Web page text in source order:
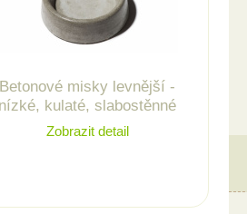
Betonové misky levnější -
nízké, kulaté, slabostěnné
Zobrazit detail